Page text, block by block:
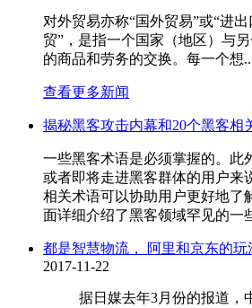
对外贸易亦称“国外贸易”或“进
贸”，是指一个国家（地区）与
的商品和劳务的交换。每一个想
查看更多新闻
揭秘黑客攻击内幕和20个黑客相
一些黑客术语是必须掌握的。此
或者即将走进黑客群体的用户来
相关术语可以协助用户更好地了
面详细介绍了黑客领域罕见的一
都是智慧物流， 阿里和京东的玩
2017-11-22
据日媒去年3月份的报道，中